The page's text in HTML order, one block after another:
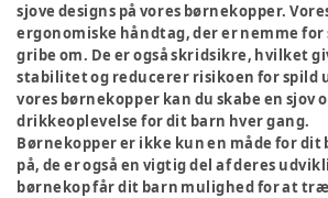
sjove designs på vores børnekopper.
ergonomiske håndtag, der er nemme
gribe om. De er også skridsikre, hvilket
stabilitet og reducerer risikoen for spild
vores børnekopper kan du skabe en sjov
drikkeoplevelse for dit barn hver gang.
Børnekopper er ikke kun en måde for dit
på, de er også en vigtig del af deres
børnekop får dit barn mulighed for at